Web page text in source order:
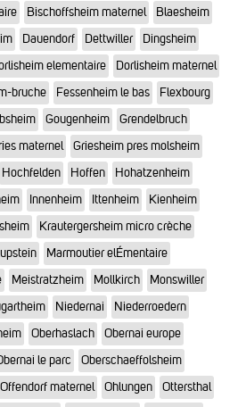
Bischoffsheim maternel
Blaesheim
Dauendorf Dettwiller
Dingsheim
elementaire
Dorlisheim maternel
bruche Fessenheim le bas
Flexbourg
Gougenheim
Grendelbruch
maternel
Griesheim pres molsheim
Hochfelden Hoffen
Hohatzenheim
Innenheim Ittenheim
Kienheim
Krautergersheim micro crèche
Marmoutier elÉmentaire
Meistratzheim Mollkirch
Monswiller
Niedernai
Niederroedern
Oberhaslach
Obernai europe
le parc
Oberschaeffolsheim
Offendorf maternel Ohlungen
Ottersthal